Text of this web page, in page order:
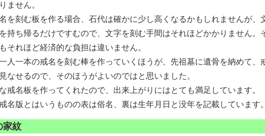
ません。
を刻む板を作る場合、石代は確かに少し高くなるかもしれませんが、
持ち帰るだけですむので、文字を刻む手間はそれほどかかりません。
それほど経済的な負担は違いません。
人一本の戒名を刻む棒を作っていくほうが、先祖墓に遺骨を納めて、
なせるので、そのほうがよいのではと思いました。
名板を作ってくれたので、出来上がりにはとても満足しています。
版とはいうものの表は俗名、裏は生年月日と没年を記載しています。
家紋